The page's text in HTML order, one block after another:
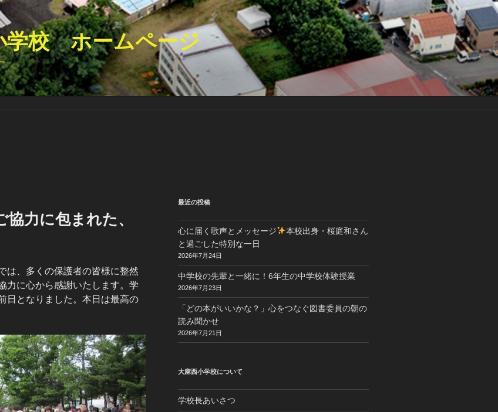
学校 ホームページ
力に包まれた、
は、多くの保護者の皆様に整然
力に心から感謝いたします。学
日となりました。本日は最高の
最近の投稿
心に届く歌声とメッセージ
本校出身・桜庭和さん
と過ごした特別な一日
2026年7月24日
中学校の先輩と一緒に！6年生の中学校体験授業
2026年7月23日
「どの本がいいかな？」心をつなぐ図書委員の朝の
読み聞かせ
2026年7月21日
大麻西小学校について
学校長あいさつ